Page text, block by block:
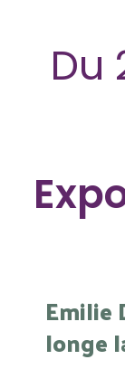
Du
Emilie
longe